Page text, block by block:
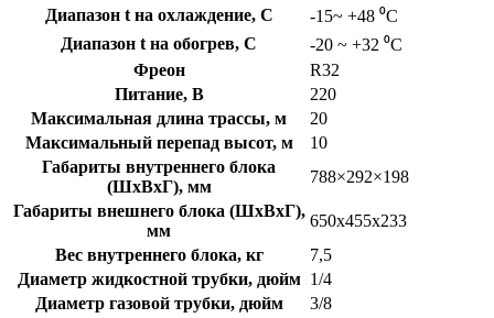
Диапазон t на охлаждение, C
-15~ +48 ⁰С
Диапазон t на обогрев, C
-20 ~ +32 ⁰С
Фреон
R32
Питание, В
220
Максимальная длина трассы, м
20
Максимальный перепад высот, м
10
Габариты внутреннего блока
(ШхВхГ), мм
788×292×198
Габариты внешнего блока (ШхВхГ),
мм
650х455х233
Вес внутреннего блока, кг
7,5
Диаметр жидкостной трубки, дюйм 1/4
Диаметр газовой трубки, дюйм
3/8